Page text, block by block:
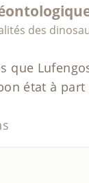
des
que
état à